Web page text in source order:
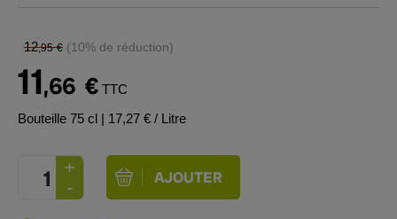
12,95 € (10% de réduction)
11,66 € TTC
Bouteille 75 cl | 17,27 € / Litre